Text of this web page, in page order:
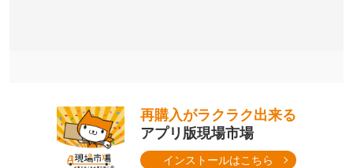
再購入がラクラク出来る
アプリ版現場市場
インストールはこちら